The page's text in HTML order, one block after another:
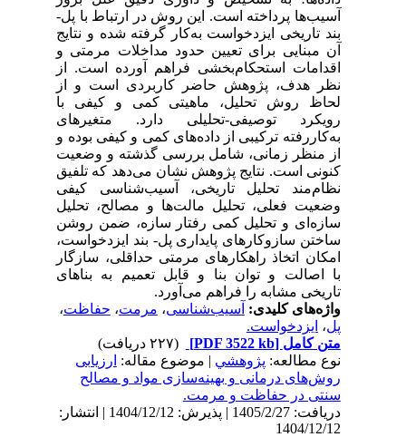
آسیب‌ها پرداخته است. این روش در ارتباط با پل-
بند تاریخی ایزدخواست به‌کار گرفته شده و نتایج
آن مبنایی برای تعیین حدود مداخلات مرمتی و
اقدامات استحکام‌بخشی فراهم آورده است. از
نظر هدف، پژوهش حاضر کاربردی است و از
لحاظ روش تحلیل، ماهیتی کمی و کیفی با
رویکرد توصیفی-تحلیلی دارد. متغیرهای
به‌کاررفته ترکیبی از داده‌های کمی و کیفی بوده و
از منظر زمانی، شامل بررسی گذشته و وضعیت
کنونی است. نتایج پژوهش نشان می‌دهد که تلفیق
نظام‌مند تحلیل تاریخی، آسیب‌شناسی کیفی
وضعیت فعلی، تحلیل مالت‌ها و مصالح، تحلیل
سازه‌ای و تحلیل کمی رفتار سازه، ضمن روشن
ساختن سازوکارهای پایداری پل- بند ایزدخواست،
امکان اتخاذ راهکارهای مرمتی حداقلی، سازگار
با اصالت و توان بنا و قابل تعمیم به بناهای
تاریخی مشابه را فراهم می‌آورد.
واژه‌های کلیدی:آسیب‌شناسی،مرمت،حفاظت،
پل،ایزدخواست.
متن کامل[PDF 3522 kb]
نوع مطالعه:پژوهشي| موضوع مقاله:ارزیابی
روش‌های درمانی و بهینه‌سازی مواد و مصالح
سنتی در حفاظت و مرمت.
دریافت: 1405/2/27 | پذیرش: 1404/12/12 | انتشار:
1404/12/12